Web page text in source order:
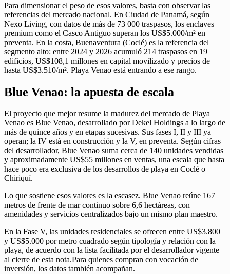
Para dimensionar el peso de esos valores, basta con observar las
referencias del mercado nacional. En Ciudad de Panamá, según
Nexo Living, con datos de más de 73 000 traspasos, los enclaves
premium como el Casco Antiguo superan los US$5.000/m² en
preventa. En la costa, Buenaventura (Coclé) es la referencia del
segmento alto: entre 2024 y 2026 acumuló 214 traspasos en 19
edificios, US$108,1 millones en capital movilizado y precios de
hasta US$3.510/m². Playa Venao está entrando a ese rango.
Blue Venao: la apuesta de escala
El proyecto que mejor resume la madurez del mercado de Playa
Venao es Blue Venao, desarrollado por Dekel Holdings a lo largo de
más de quince años y en etapas sucesivas. Sus fases I, II y III ya
operan; la IV está en construcción y la V, en preventa. Según cifras
del desarrollador, Blue Venao suma cerca de 140 unidades vendidas
y aproximadamente US$55 millones en ventas, una escala que hasta
hace poco era exclusiva de los desarrollos de playa en Coclé o
Chiriquí.
Lo que sostiene esos valores es la escasez. Blue Venao reúne 167
metros de frente de mar continuo sobre 6,6 hectáreas, con
amenidades y servicios centralizados bajo un mismo plan maestro.
En la Fase V, las unidades residenciales se ofrecen entre US$3.800
y US$5.000 por metro cuadrado según tipología y relación con la
playa, de acuerdo con la lista facilitada por el desarrollador vigente
al cierre de esta nota.Para quienes compran con vocación de
inversión, los datos también acompañan.